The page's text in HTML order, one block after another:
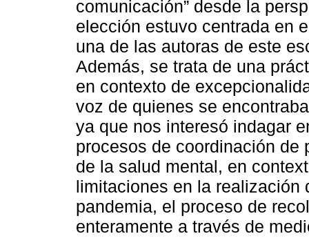
comunicación” desde la
elección estuvo centrada en
una de las autoras de este
Además, se trata de una
en contexto de
voz de quienes se
ya que nos interesó indagar
procesos de coordinación de
de la salud mental, en
limitaciones en la realización
pandemia, el proceso de
enteramente a través de